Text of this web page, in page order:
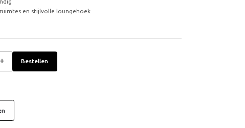
en stijlvolle loungehoek
+ Bestellen